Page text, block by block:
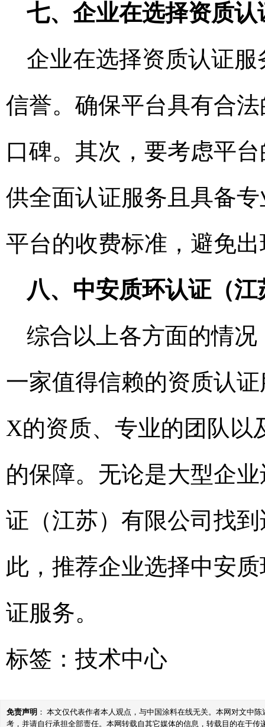
七、企业在选择资质
企业在选择资质认证
信誉。确保平台具有合
口碑。其次，要考虑平
供全面认证服务且具备
平台的收费标准，避免
八、中安质环认证（
综合以上各方面的情
一家值得信赖的资质认
X的资质、专业的团队以
的保障。无论是大型企
证（江苏）有限公司找
此，推荐企业选择中安
证服务。
标签： 技术中心
免责声明 ： 本文仅代表作者本人观点，与中国涂料在线无关。本网对文中
考，并请自行承担全部责任。本网转载自其它媒体的信息，转载目的在于